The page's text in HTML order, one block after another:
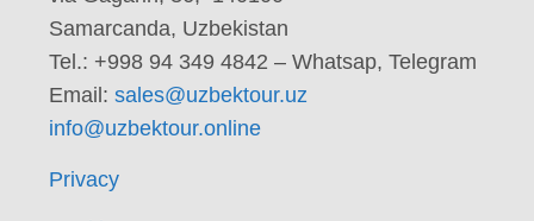
Samarcanda, Uzbekistan
Tel.: +998 94 349 4842 – Whatsap, Telegram
Email: sales@uzbektour.uz
info@uzbektour.online
Privacy